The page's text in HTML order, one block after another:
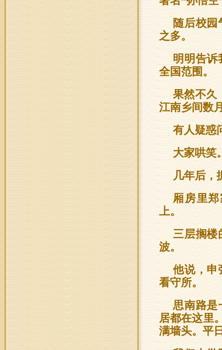
随后校
之多。
明明告诉
全国范围。
果然不久
江南乡间数
有人疑惑
大家哄笑
几年后，
厢房里
上。
三层搁楼
波。
他说，申
看守所。
思南路是
居都在这里
满墙头。平